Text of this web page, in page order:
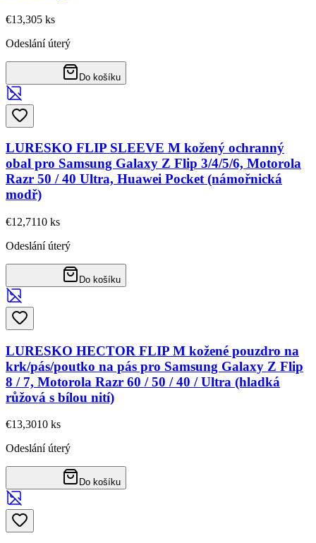
€13,305 ks
Odeslání úterý
Do košíku
LURESKO FLIP SLEEVE M kožený ochranný
obal pro Samsung Galaxy Z Flip 3/4/5/6, Motorola
Razr 50 / 40 Ultra, Huawei Pocket (námořnická
modř)
€12,7110 ks
Odeslání úterý
Do košíku
LURESKO HECTOR FLIP M kožené pouzdro na
krk/pás/poutko na pás pro Samsung Galaxy Z Flip
8 / 7, Motorola Razr 60 / 50 / 40 / Ultra (hladká
růžová s bílou nití)
€13,3010 ks
Odeslání úterý
Do košíku